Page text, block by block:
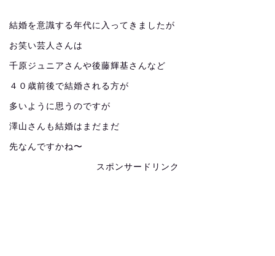
結婚を意識する年代に入ってきましたが
お笑い芸人さんは
千原ジュニアさんや後藤輝基さんなど
４０歳前後で結婚される方が
多いように思うのですが
澤山さんも結婚はまだまだ
先なんですかね〜
スポンサードリンク